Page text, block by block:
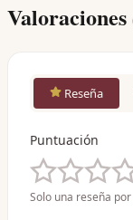
Valoraciones
Reseña
Puntuación
Solo una reseña